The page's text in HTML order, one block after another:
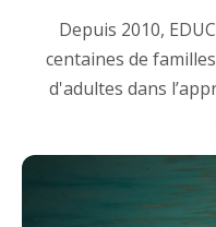
Depuis 2010,
centaines de
d'adultes dans